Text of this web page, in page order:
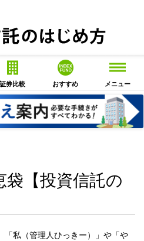
証券比較 おすすめ メニュー
袋 【投資信託の
「私（管理人ひっきー）」や「や